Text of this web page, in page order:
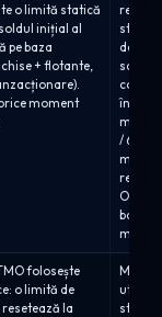
o limită statică
inițial al
pe baza
+ flotante,
moment
de
scade
contul
/ 6%
One:
bazată
folosește
o limită de
la
Model